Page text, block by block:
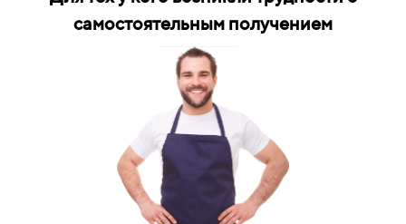
самостоятельным получением